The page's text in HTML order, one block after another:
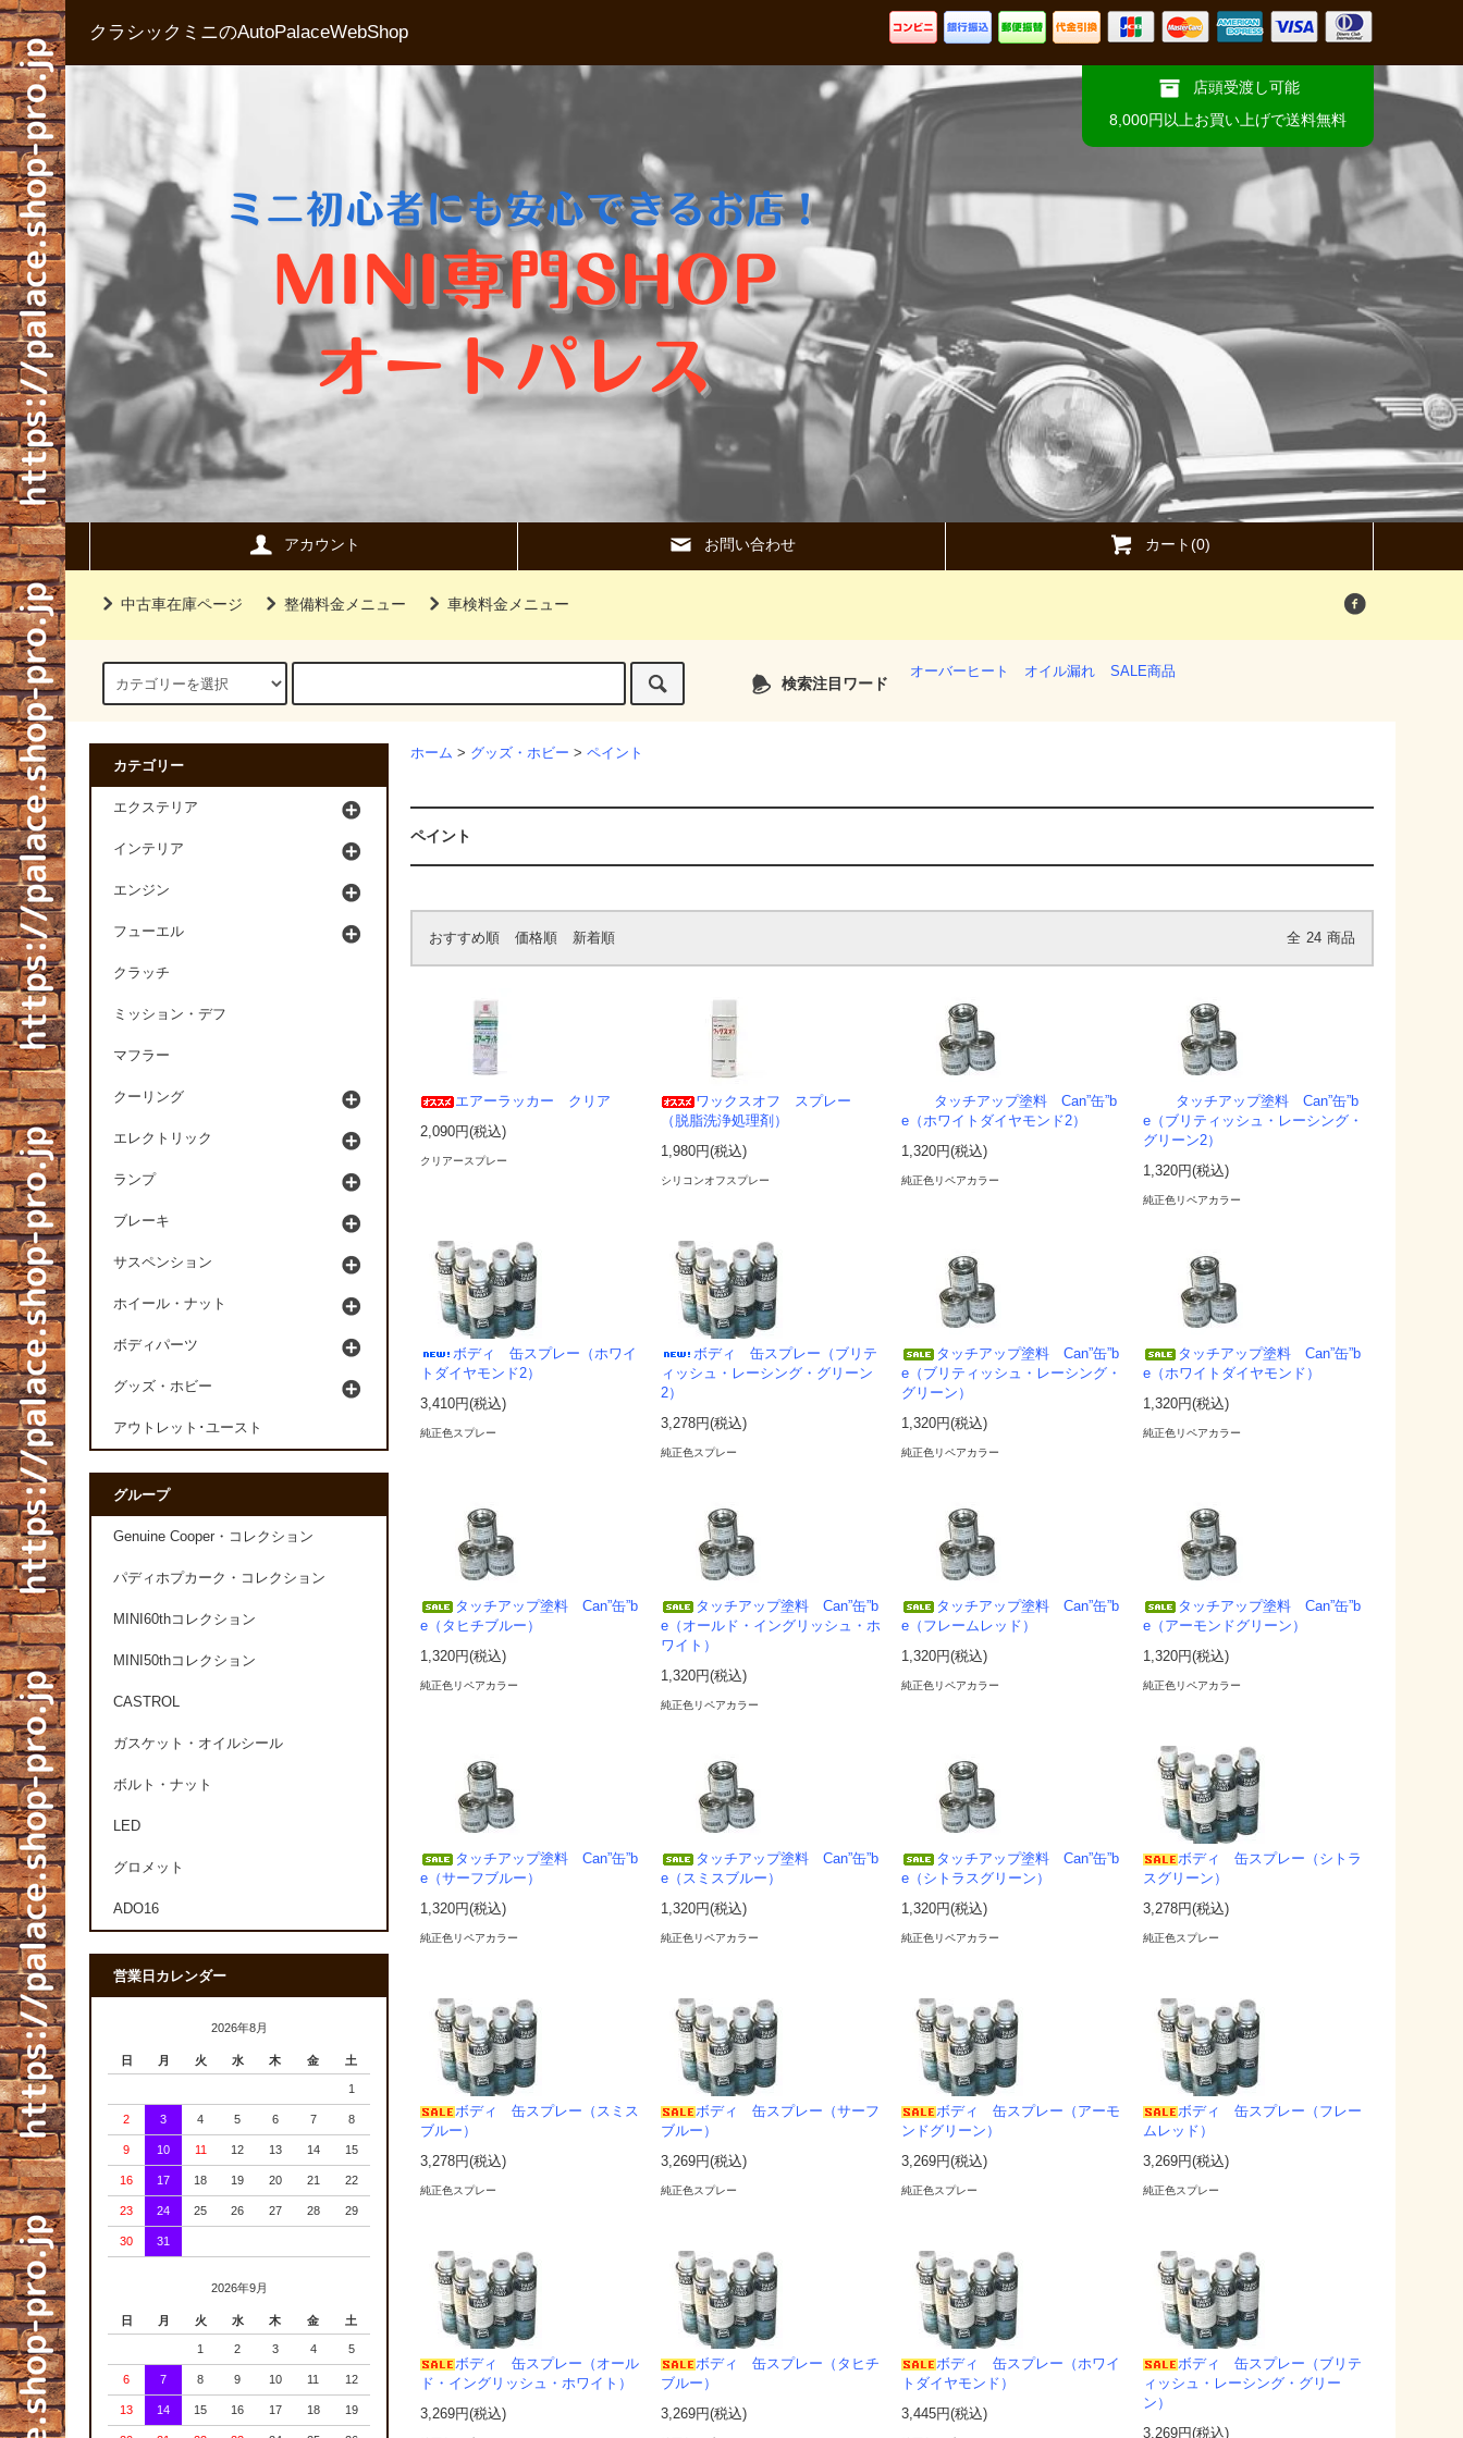
クラシックミニのAutoPalaceWebShop
店頭受渡し可能
8,000円以上お買い上げで送料無料
アカウント お問い合わせ カート(0)
中古車在庫ページ 整備料金メニュー 車検料金メニュー
検索注目ワード
オーバーヒート オイル漏れ SALE商品
ホーム > グッズ・ホビー > ペイント
ペイント
おすすめ順 価格順 新着順 全 24 商品
エアーラッカー クリア
2,090円(税込)
クリアースプレー
ワックスオフ スプレー
（脱脂洗浄処理剤）
1,980円(税込)
シリコンオフスプレー
タッチアップ塗料 Can”缶”b
e（ホワイトダイヤモンド2）
1,320円(税込)
純正色リペアカラー
タッチアップ塗料 Can”缶”b
e（ブリティッシュ・レーシング・
グリーン2）
1,320円(税込)
純正色リペアカラー
ボディ 缶スプレー（ホワイ
トダイヤモンド2）
3,410円(税込)
純正色スプレー
ボディ 缶スプレー（ブリテ
ィッシュ・レーシング・グリーン
2）
3,278円(税込)
純正色スプレー
タッチアップ塗料 Can”缶”b
e（ブリティッシュ・レーシング・
グリーン）
1,320円(税込)
純正色リペアカラー
タッチアップ塗料 Can”缶”b
e（ホワイトダイヤモンド）
1,320円(税込)
純正色リペアカラー
タッチアップ塗料 Can”缶”b
e（タヒチブルー）
1,320円(税込)
純正色リペアカラー
タッチアップ塗料 Can”缶”b
e（オールド・イングリッシュ・ホ
ワイト）
1,320円(税込)
純正色リペアカラー
タッチアップ塗料 Can”缶”b
e（フレームレッド）
1,320円(税込)
純正色リペアカラー
タッチアップ塗料 Can”缶”b
e（アーモンドグリーン）
1,320円(税込)
純正色リペアカラー
タッチアップ塗料 Can”缶”b
e（サーフブルー）
1,320円(税込)
純正色リペアカラー
タッチアップ塗料 Can”缶”b
e（スミスブルー）
1,320円(税込)
純正色リペアカラー
タッチアップ塗料 Can”缶”b
e（シトラスグリーン）
1,320円(税込)
純正色リペアカラー
ボディ 缶スプレー（シトラ
スグリーン）
3,278円(税込)
純正色スプレー
ボディ 缶スプレー（スミス
ブルー）
3,278円(税込)
純正色スプレー
ボディ 缶スプレー（サーフ
ブルー）
3,269円(税込)
純正色スプレー
ボディ 缶スプレー（アーモ
ンドグリーン）
3,269円(税込)
純正色スプレー
ボディ 缶スプレー（フレー
ムレッド）
3,269円(税込)
純正色スプレー
ボディ 缶スプレー（オール
ド・イングリッシュ・ホワイト）
3,269円(税込)
ボディ 缶スプレー（タヒチ
ブルー）
3,269円(税込)
ボディ 缶スプレー（ホワイ
トダイヤモンド）
3,445円(税込)
ボディ 缶スプレー（ブリテ
ィッシュ・レーシング・グリー
ン）
3,269円(税込)
カテゴリー
エクステリア
インテリア
エンジン
フューエル
クラッチ
ミッション・デフ
マフラー
クーリング
エレクトリック
ランプ
ブレーキ
サスペンション
ホイール・ナット
ボディパーツ
グッズ・ホビー
アウトレット･ユースト
グループ
Genuine Cooper・コレクション
パディホプカーク・コレクション
MINI60thコレクション
MINI50thコレクション
CASTROL
ガスケット・オイルシール
ボルト・ナット
LED
グロメット
ADO16
営業日カレンダー
2026年8月
日 月 火 水 木 金 土
1
2 3 4 5 6 7 8
9 10 11 12 13 14 15
16 17 18 19 20 21 22
23 24 25 26 27 28 29
30 31
2026年9月
日 月 火 水 木 金 土
1 2 3 4 5
6 7 8 9 10 11 12
13 14 15 16 17 18 19